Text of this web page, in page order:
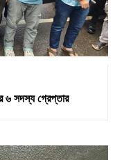
৬ সদস্য গ্রেপ্তার